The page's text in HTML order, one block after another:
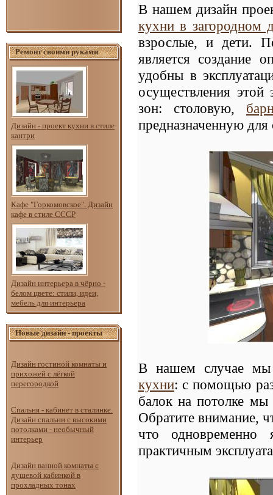
Ремонт своими руками
Дизайн - проект кухни в стиле
кантри
Кафе "Горкомовское". Дизайн
кафе в стиле СССР
Дизайн интерьера в чёрно -
белом цвете: стили, идеи,
мебель для интерьера
Новые дизайн - проекты
Дизайн гостиной комнаты и
прихожей с лёгкой
перегородкой
Спальня - кабинет в сталинке.
Дизайн спальни с высокими
потолками - необычный
интерьер
Дизайн ванной комнаты с
душевой кабинкой в
прохладных тонах
В нашем дизайн
кухни в загородном
взрослые, и дети.
является создание
удобны в
осуществления
зон: столовую,
предназначенную
В нашем случае мы
кухни: с помощью
балок на потолке
Обратите внимание,
что одновременно
практичным